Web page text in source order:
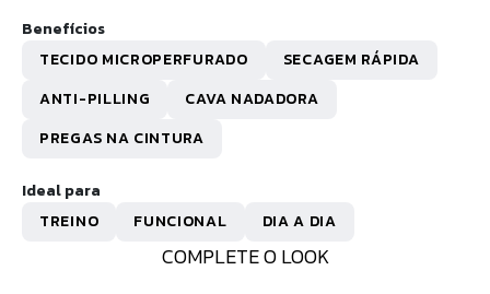
COMPLETE O LOOK
Benefícios
TECIDO MICROPERFURADO
SECAGEM RÁPIDA
ANTI-PILLING
CAVA NADADORA
PREGAS NA CINTURA
Ideal para
TREINO
FUNCIONAL DIA A DIA